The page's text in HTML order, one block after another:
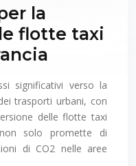
la
flotte taxi
significativi verso la
trasporti urbani, con
delle flotte taxi
non solo promette di
di CO2 nelle aree